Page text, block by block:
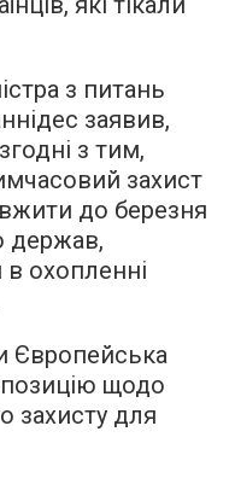
з питань
заявив,
з тим,
захист
до березня
держав,
охопленні
щодо
захисту для